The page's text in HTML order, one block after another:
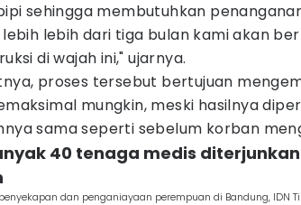
sehingga membutuhkan
lebih lebih dari tiga bulan kami akan
di wajah ini," ujarnya.
proses tersebut bertujuan
mungkin, meski hasilnya
sama seperti sebelum korban
40 tenaga medis
dan penganiayaan perempuan di Bandung, IDN